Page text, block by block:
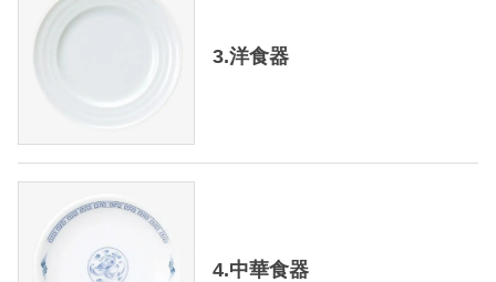
3.洋食器
4.中華食器